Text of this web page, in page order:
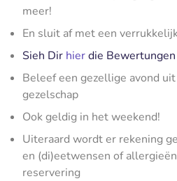
meer!
En sluit af met een
Sieh Dir hierdie Bewertungen
Beleef een gezellige avond
gezelschap
Ook geldig in het weekend!
Uiteraard wordt er rekening
en (di)eetwensen of
reservering